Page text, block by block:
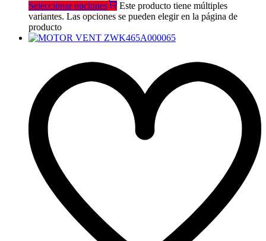
Seleccionar opciones
Este producto tiene múltiples
variantes. Las opciones se pueden elegir en la página de
producto